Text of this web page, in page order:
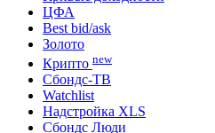
Портфель
Консенсусы
Поиск облигаций (ИИ)
Кривые доходности
ЦФА
Best bid/ask
Золото
Крипто new